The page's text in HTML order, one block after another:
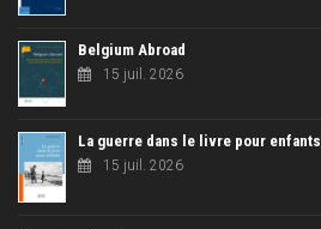
Belgium Abroad
15 juil. 2026
La guerre dans le livre pour enfants
15 juil. 2026